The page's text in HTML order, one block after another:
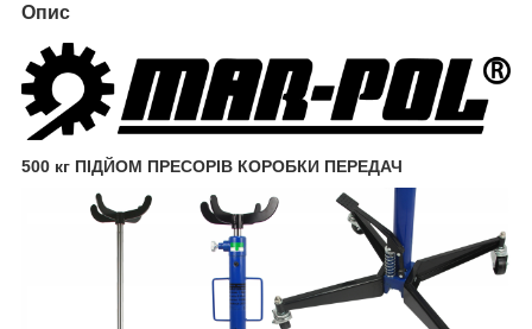
Опис
500 кг ПІДЙОМ ПРЕСОРІВ КОРОБКИ ПЕРЕДАЧ